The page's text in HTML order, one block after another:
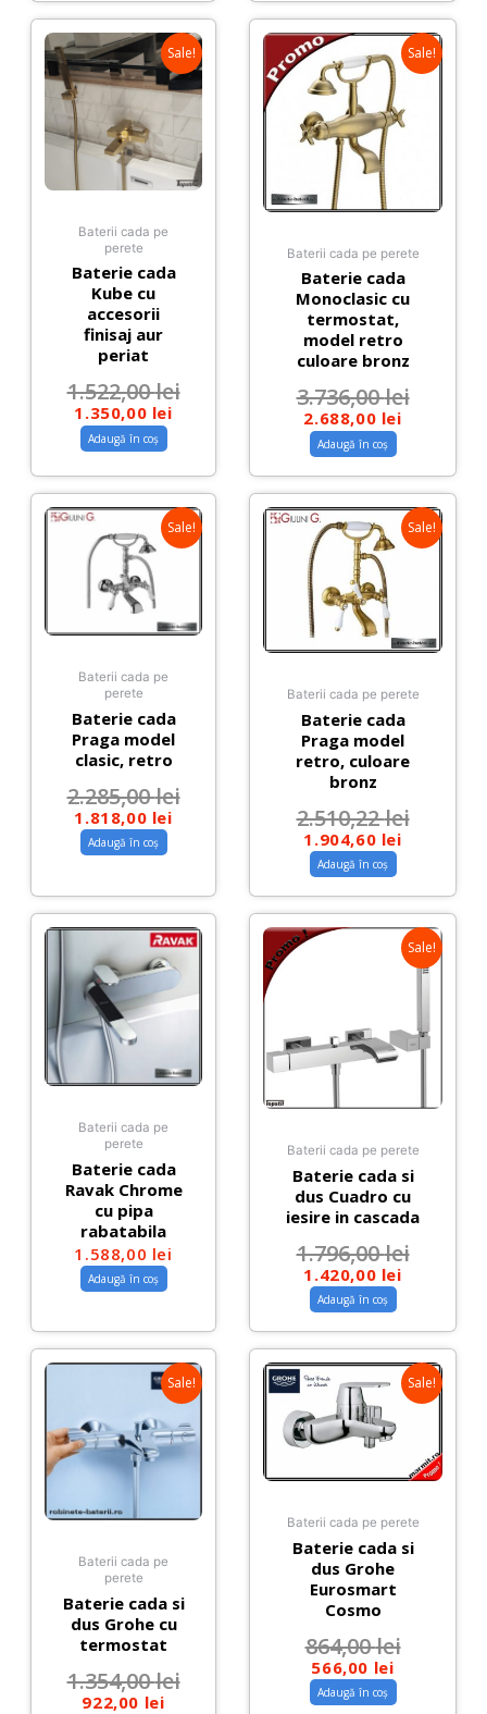
Sale!
Baterii cada pe
perete
Baterie cada
Kube cu
accesorii
finisaj aur
periat
1.522,00lei
1.350,00 lei
Adaugă în coș
Sale!
Baterii cada pe perete
Baterie cada
Monoclasic cu
termostat,
model retro
culoare bronz
3.736,00lei
2.688,00 lei
Adaugă în coș
Sale!
Baterii cada pe
perete
Baterie cada
Praga model
clasic, retro
2.285,00lei
1.818,00 lei
Adaugă în coș
Sale!
Baterii cada pe perete
Baterie cada
Praga model
retro, culoare
bronz
2.510,22lei
1.904,60 lei
Adaugă în coș
Baterii cada pe
perete
Baterie cada
Ravak Chrome
cu pipa
rabatabila
1.588,00 lei
Adaugă în coș
Sale!
Baterii cada pe perete
Baterie cada si
dus Cuadro cu
iesire in cascada
1.796,00lei
1.420,00 lei
Adaugă în coș
Sale!
Baterii cada pe
perete
Baterie cada si
dus Grohe cu
termostat
1.354,00lei
922,00 lei
Sale!
Baterii cada pe perete
Baterie cada si
dus Grohe
Eurosmart
Cosmo
864,00lei
566,00 lei
Adaugă în coș